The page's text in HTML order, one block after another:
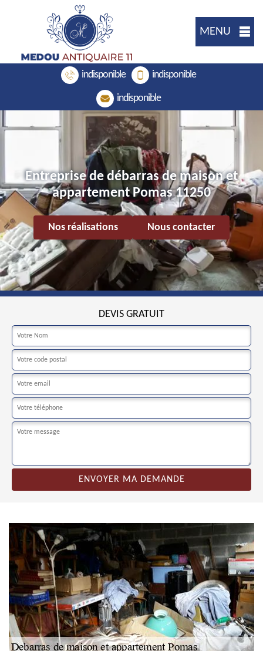
MENU
indisponible indisponible
indisponible
Entreprise de débarras de maison et
appartement Pomas 11250
Nos réalisations Nous contacter
DEVIS GRATUIT